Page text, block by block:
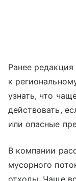
Ранее редакция
к
узнать, что
действовать,
или опасные
В компании
мусорного
отходы. Чаще